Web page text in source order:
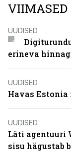
VIIMASED
UUDISED
erineva
UUDISED
Havas Estonia
UUDISED
Läti agentuuri
sisu hägustab